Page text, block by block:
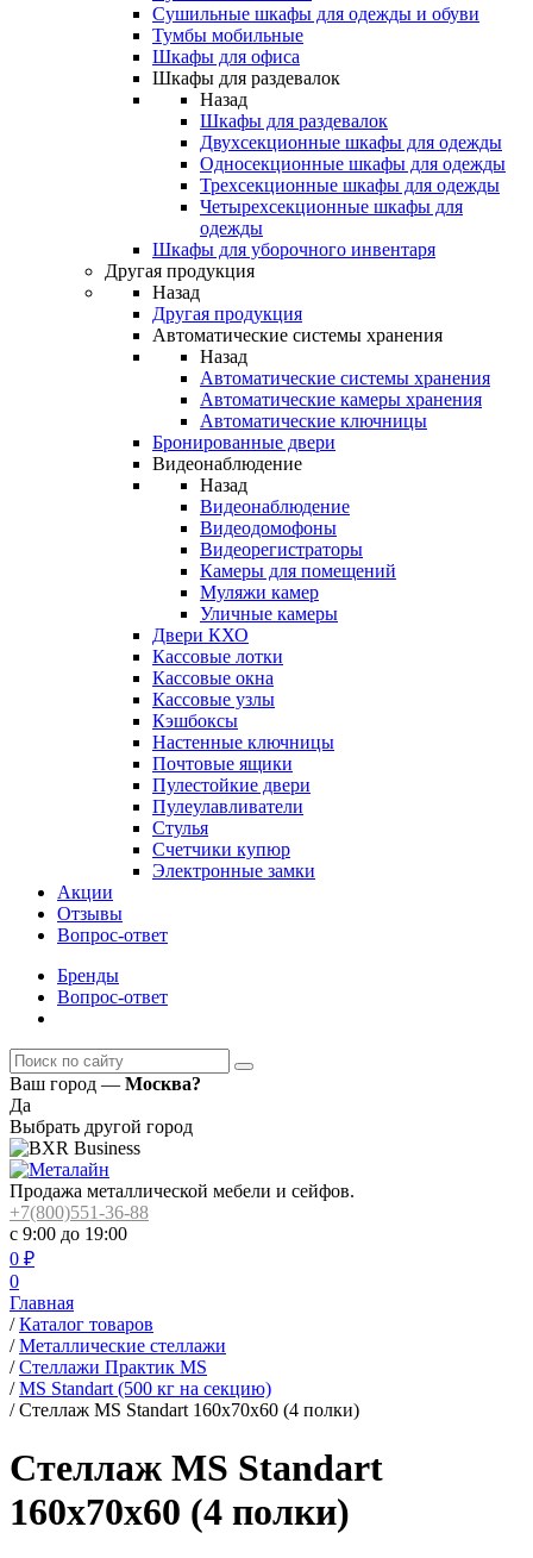
Сушильные шкафы для одежды и обуви
Тумбы мобильные
Шкафы для офиса
Шкафы для раздевалок
Назад
Шкафы для раздевалок
Двухсекционные шкафы для одежды
Односекционные шкафы для одежды
Трехсекционные шкафы для одежды
Четырехсекционные шкафы для
одежды
Шкафы для уборочного инвентаря
Другая продукция
Назад
Другая продукция
Автоматические системы хранения
Назад
Автоматические системы хранения
Автоматические камеры хранения
Автоматические ключницы
Бронированные двери
Видеонаблюдение
Назад
Видеонаблюдение
Видеодомофоны
Видеорегистраторы
Камеры для помещений
Муляжи камер
Уличные камеры
Двери КХО
Кассовые лотки
Кассовые окна
Кассовые узлы
Кэшбоксы
Настенные ключницы
Почтовые ящики
Пулестойкие двери
Пулеулавливатели
Стулья
Счетчики купюр
Электронные замки
Акции
Отзывы
Вопрос-ответ
Бренды
Вопрос-ответ
Ваш город — Москва?
Да
Выбрать другой город
Продажа металлической мебели и сейфов.
+7(800)551-36-88
с 9:00 до 19:00
0 ₽
0
Главная
/ Каталог товаров
/ Металлические стеллажи
/ Стеллажи Практик MS
/ MS Standart (500 кг на секцию)
/ Стеллаж MS Standart 160x70x60 (4 полки)
Стеллаж MS Standart
160x70x60 (4 полки)